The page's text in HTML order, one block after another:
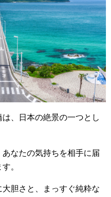
、日本の絶景の一つとし
なたの気持ちを相手に届
。
胆さと、まっすぐ純粋な